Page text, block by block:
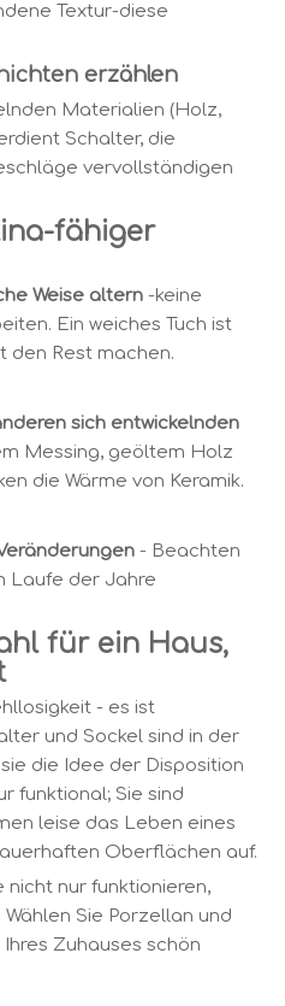
Textur-diese
erzählen
Materialien (Holz,
Schalter, die
vervollständigen
fähiger
Weise altern -keine
Ein weiches Tuch ist
den Rest machen.
sich entwickelnden
Messing, geöltem Holz
die Wärme von Keramik.
- Beachten
Laufe der Jahre
für ein Haus,
- es ist
und Sockel sind in der
die Idee der Disposition
funktional; Sie sind
leise das Leben eines
Oberflächen auf.
nicht nur funktionieren,
Sie Porzellan und
Zuhauses schön